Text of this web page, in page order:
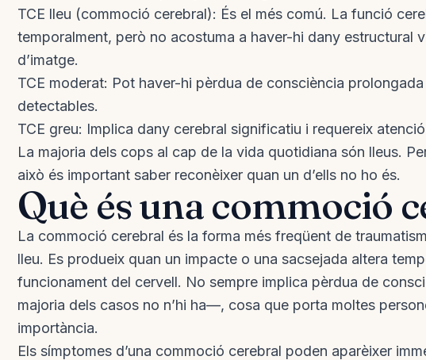
TCE lleu (commoció cerebral): És el més comú. La funció
temporalment, però no acostuma a haver-hi dany estructural
d’imatge.
TCE moderat: Pot haver-hi pèrdua de consciència
detectables.
TCE greu: Implica dany cerebral significatiu i requereix
La majoria dels cops al cap de la vida quotidiana són lleus.
això és important saber reconèixer quan un d’ells no ho és.
Què és una commoció
La commoció cerebral és la forma més freqüent de
lleu. Es produeix quan un impacte o una sacsejada altera
funcionament del cervell. No sempre implica pèrdua de
majoria dels casos no n’hi ha—, cosa que porta moltes
importància.
Els símptomes d’una commoció cerebral poden aparèixer